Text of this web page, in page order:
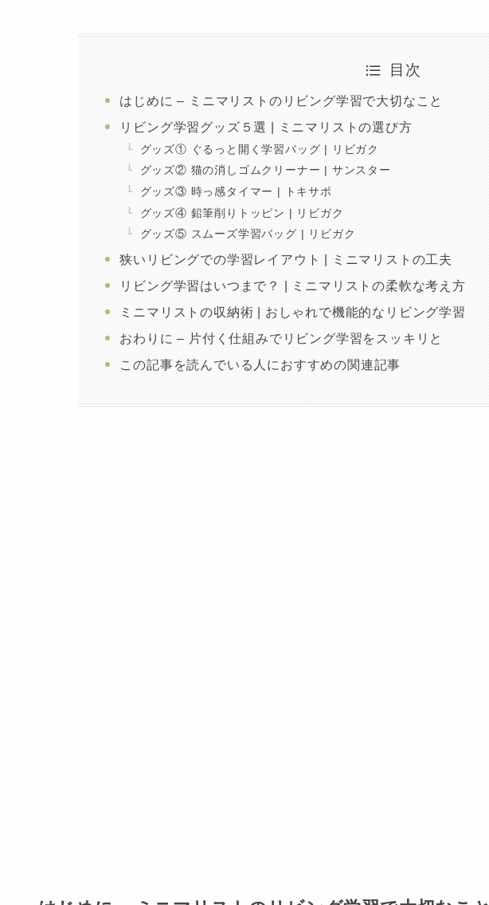
目次
はじめに – ミニマリストのリビング学習で大切なこと
リビング学習グッズ５選 | ミニマリストの選び方
グッズ① ぐるっと開く学習バッグ | リビガク
グッズ② 猫の消しゴムクリーナー | サンスター
グッズ③ 時っ感タイマー | トキサポ
グッズ④ 鉛筆削りトッピン | リビガク
グッズ⑤ スムーズ学習バッグ | リビガク
狭いリビングでの学習レイアウト | ミニマリストの工夫
リビング学習はいつまで？ | ミニマリストの柔軟な考え方
ミニマリストの収納術 | おしゃれで機能的なリビング学習
おわりに – 片付く仕組みでリビング学習をスッキリと
この記事を読んでいる人におすすめの関連記事